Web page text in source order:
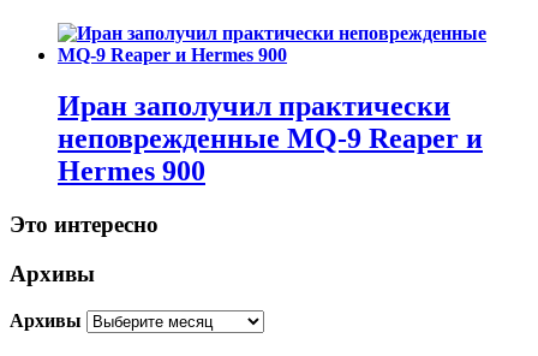
Иран заполучил практически
неповрежденные MQ-9 Reaper и
Hermes 900
Это интересно
Архивы
Архивы